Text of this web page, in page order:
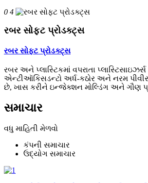
0 4
રબર સોફ્ટ પ્રોડક્ટ્સ
રબર સોફ્ટ પ્રોડક્ટ્સ
રબર અને પ્લાસ્ટિકમાં વપરાતા
એન્ટીઑકિસડન્ટો અર્ધ-કઠોર અને નરમ
છે, ખાસ કરીને ઇન્જેક્શન મોલ્ડિંગ અને ગૌણ
સમાચાર
વધુ માહિતી મેળવો
કંપની સમાચાર
ઉદ્યોગ સમાચાર